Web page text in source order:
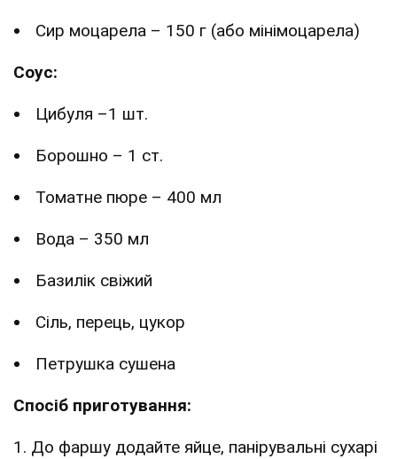
Сир моцарела – 150 г (або мінімоцарела)
Соус:
Цибуля –1 шт.
Борошно – 1 ст.
Томатне пюре – 400 мл
Вода – 350 мл
Базилік свіжий
Сіль, перець, цукор
Петрушка сушена
Спосіб приготування:
1. До фаршу додайте яйце, панірувальні сухарі